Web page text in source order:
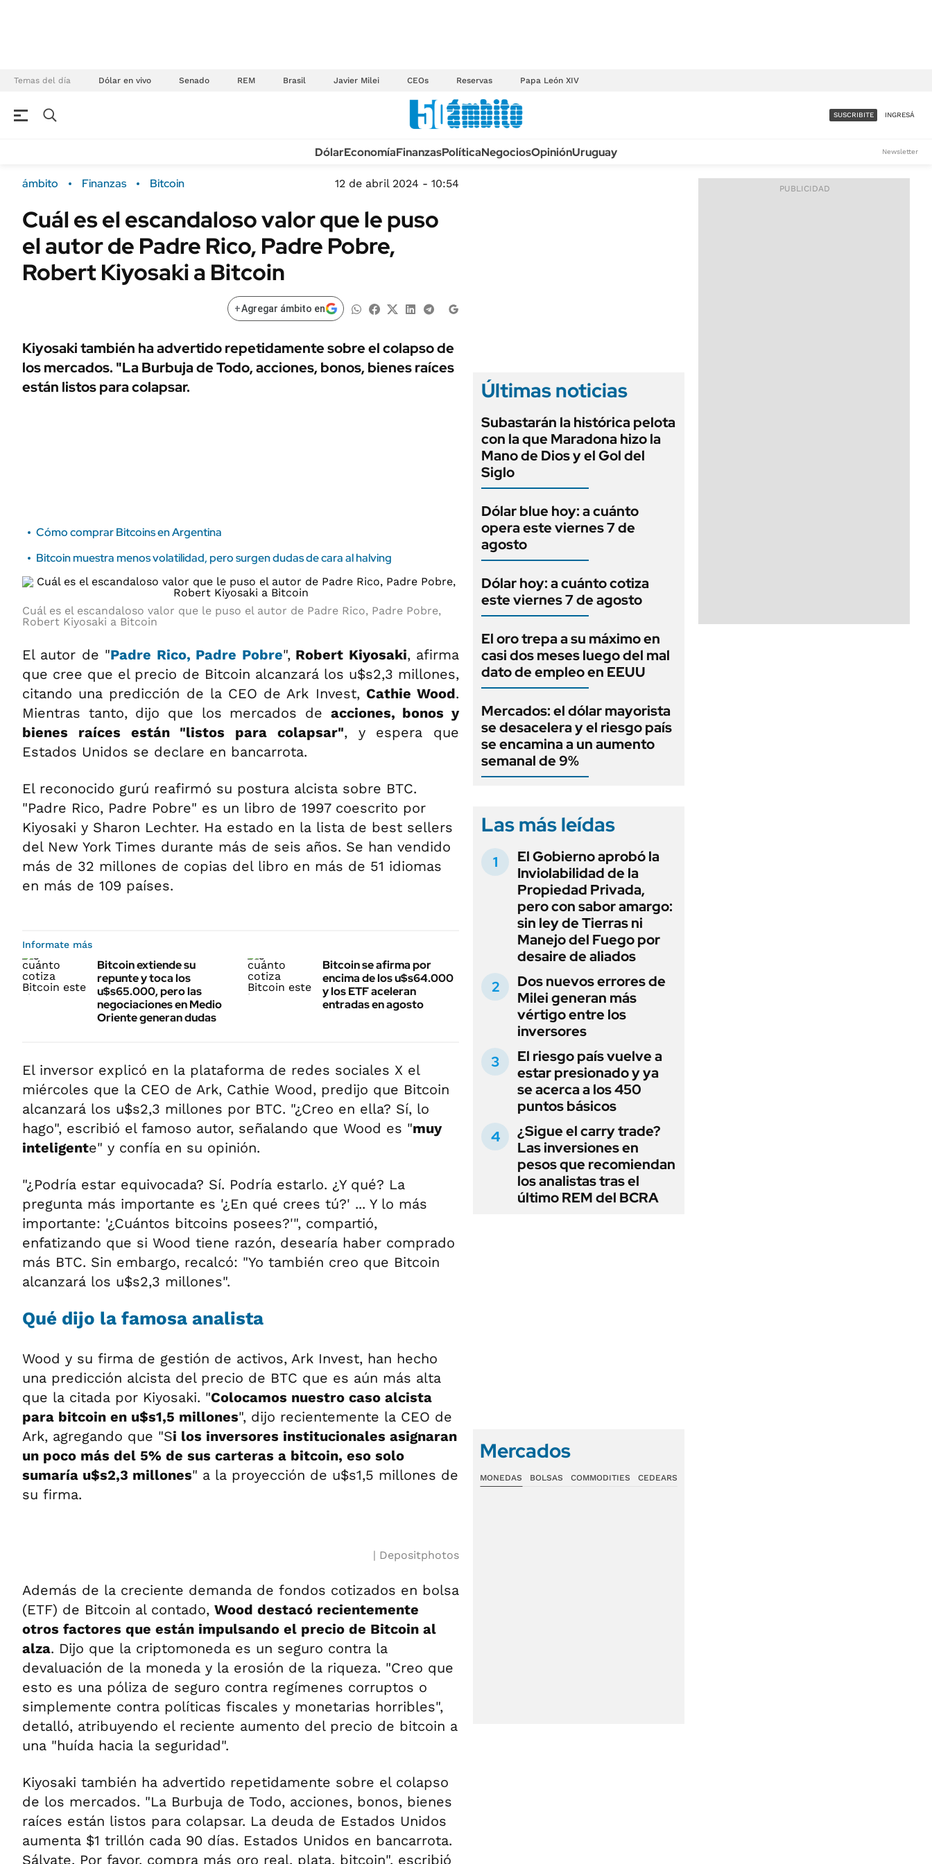
Temas del día Dólar en vivo Senado REM Brasil Javier Milei CEOs Reservas Papa León XIV
Campo
FINANZAS
Dólar
Sustentabilidad
Seguros
ENERGY REPORT
POLÍTICA
URUGUAY
TECNOLOGÍA
MÉXICO
MUNDO
INFORMACIÓN GENERAL
AUTOS
ACCESO FULL - $1.800/MES
SUSCRIBITE INGRESÁ
DólarEconomíaFinanzasPolíticaNegociosOpiniónUruguay Newsletter
ámbito Finanzas Bitcoin 12 de abril 2024 - 10:54
Cuál es el escandaloso valor que le puso
el autor de Padre Rico, Padre Pobre,
Robert Kiyosaki a Bitcoin
+Agregar ámbito en
Kiyosaki también ha advertido repetidamente sobre el colapso de
los mercados. "La Burbuja de Todo, acciones, bonos, bienes raíces
están listos para colapsar.
Cómo comprar Bitcoins en Argentina
Bitcoin muestra menos volatilidad, pero surgen dudas de cara al halving
Cuál es el escandaloso valor que le puso el autor de Padre Rico, Padre Pobre,
Robert Kiyosaki a Bitcoin
El autor de "Padre Rico, Padre Pobre",Robert Kiyosaki, afirma
que cree que el precio de Bitcoin alcanzará los u$s2,3 millones,
citando una predicción de la CEO de Ark Invest, Cathie Wood.
Mientras tanto, dijo que los mercados de acciones, bonos y
bienes raíces están "listos para colapsar", y espera que
Estados Unidos se declare en bancarrota.
El reconocido gurú reafirmó su postura alcista sobre BTC.
"Padre Rico, Padre Pobre" es un libro de 1997 coescrito por
Kiyosaki y Sharon Lechter. Ha estado en la lista de best sellers
del New York Times durante más de seis años. Se han vendido
más de 32 millones de copias del libro en más de 51 idiomas
en más de 109 países.
Informate más
Bitcoin extiende su
repunte y toca los
u$s65.000, pero las
negociaciones en Medio
Oriente generan dudas
Bitcoin se afirma por
encima de los u$s64.000
y los ETF aceleran
entradas en agosto
El inversor explicó en la plataforma de redes sociales X el
miércoles que la CEO de Ark, Cathie Wood, predijo que Bitcoin
alcanzará los u$s2,3 millones por BTC. "¿Creo en ella? Sí, lo
hago", escribió el famoso autor, señalando que Wood es "muy
inteligente" y confía en su opinión.
"¿Podría estar equivocada? Sí. Podría estarlo. ¿Y qué? La
pregunta más importante es '¿En qué crees tú?' ... Y lo más
importante: '¿Cuántos bitcoins posees?'", compartió,
enfatizando que si Wood tiene razón, desearía haber comprado
más BTC. Sin embargo, recalcó: "Yo también creo que Bitcoin
alcanzará los u$s2,3 millones".
Qué dijo la famosa analista
Wood y su firma de gestión de activos, Ark Invest, han hecho
una predicción alcista del precio de BTC que es aún más alta
que la citada por Kiyosaki. "Colocamos nuestro caso alcista
para bitcoin en u$s1,5 millones", dijo recientemente la CEO de
Ark, agregando que "Si los inversores institucionales asignaran
un poco más del 5% de sus carteras a bitcoin, eso solo
sumaría u$s2,3 millones" a la proyección de u$s1,5 millones de
su firma.
Depositphotos
Además de la creciente demanda de fondos cotizados en bolsa
(ETF) de Bitcoin al contado, Wood destacó recientemente
otros factores que están impulsando el precio de Bitcoin al
alza. Dijo que la criptomoneda es un seguro contra la
devaluación de la moneda y la erosión de la riqueza. "Creo que
esto es una póliza de seguro contra regímenes corruptos o
simplemente contra políticas fiscales y monetarias horribles",
detalló, atribuyendo el reciente aumento del precio de bitcoin a
una "huída hacia la seguridad".
Kiyosaki también ha advertido repetidamente sobre el colapso
de los mercados. "La Burbuja de Todo, acciones, bonos, bienes
raíces están listos para colapsar. La deuda de Estados Unidos
aumenta $1 trillón cada 90 días. Estados Unidos en bancarrota.
Sálvate. Por favor, compra más oro real, plata, bitcoin", escribió
Últimas noticias
Subastarán la histórica pelota
con la que Maradona hizo la
Mano de Dios y el Gol del
Siglo
Dólar blue hoy: a cuánto
opera este viernes 7 de
agosto
Dólar hoy: a cuánto cotiza
este viernes 7 de agosto
El oro trepa a su máximo en
casi dos meses luego del mal
dato de empleo en EEUU
Mercados: el dólar mayorista
se desacelera y el riesgo país
se encamina a un aumento
semanal de 9%
Las más leídas
El Gobierno aprobó la
Inviolabilidad de la
Propiedad Privada,
pero con sabor amargo:
sin ley de Tierras ni
Manejo del Fuego por
desaire de aliados
Dos nuevos errores de
Milei generan más
vértigo entre los
inversores
El riesgo país vuelve a
estar presionado y ya
se acerca a los 450
puntos básicos
¿Sigue el carry trade?
Las inversiones en
pesos que recomiendan
los analistas tras el
último REM del BCRA
Mercados
MONEDAS BOLSAS COMMODITIES CEDEARS